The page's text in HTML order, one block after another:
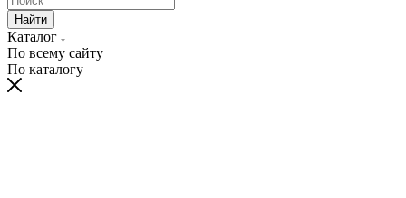
Найти
Каталог
По всему сайту
По каталогу